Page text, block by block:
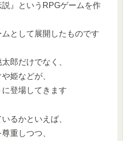
』というRPGゲームを作
として展開したものです
郎だけでなく、
姫などが、
登場してきます
るかといえば、
重しつつ、